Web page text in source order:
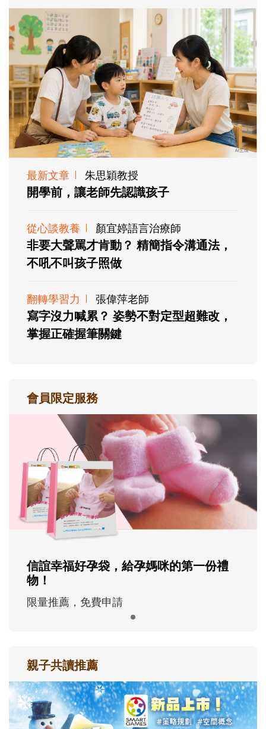
最新文章 朱思穎教授
開學前，讓老師先認識孩子
從心談教養 顏宜婷語言治療師
非要大聲罵才肯動？ 精簡指令溝通法，
不吼不叫孩子照做
翻轉學習力 張偉萍老師
寫字沒力喊累？ 姿勢不對定型超難改，
掌握正確握筆關鍵
會員限定服務
信誼幸福好孕袋，給孕媽咪的第一份禮
物！
限量推薦，免費申請
親子共讀推薦